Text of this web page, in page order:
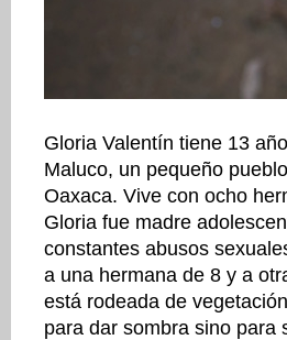
Gloria Valentín tiene 13
Maluco, un pequeño
Oaxaca. Vive con ocho
Gloria fue madre
constantes abusos
a una hermana de 8 y a
está rodeada de
para dar sombra sino para